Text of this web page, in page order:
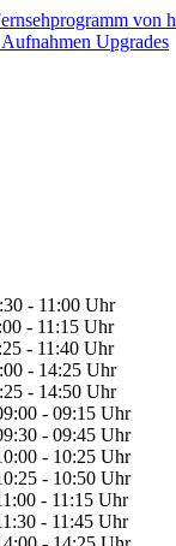
Aufnahmen Upgrades
- 11:00 Uhr
- 11:15 Uhr
- 11:40 Uhr
- 14:25 Uhr
- 14:50 Uhr
- 09:15 Uhr
- 09:45 Uhr
- 10:25 Uhr
- 10:50 Uhr
- 11:15 Uhr
- 11:45 Uhr